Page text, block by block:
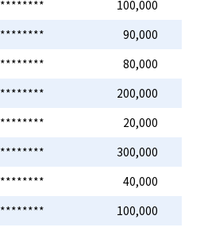
********
100,000
********
90,000
********
80,000
********
200,000
********
20,000
********
300,000
********
40,000
********
100,000